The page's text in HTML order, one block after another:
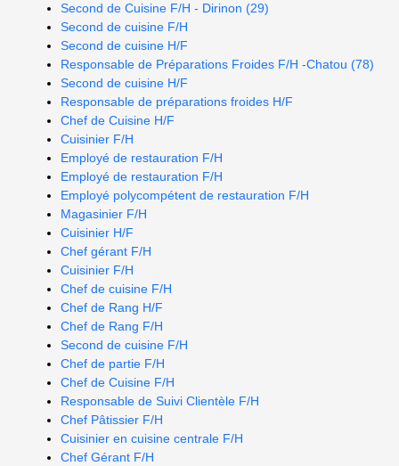
Second de Cuisine F/H - Dirinon (29)
Second de cuisine F/H
Second de cuisine H/F
Responsable de Préparations Froides F/H -Chatou (78)
Second de cuisine H/F
Responsable de préparations froides H/F
Chef de Cuisine H/F
Cuisinier F/H
Employé de restauration F/H
Employé de restauration F/H
Employé polycompétent de restauration F/H
Magasinier F/H
Cuisinier H/F
Chef gérant F/H
Cuisinier F/H
Chef de cuisine F/H
Chef de Rang H/F
Chef de Rang F/H
Second de cuisine F/H
Chef de partie F/H
Chef de Cuisine F/H
Responsable de Suivi Clientèle F/H
Chef Pâtissier F/H
Cuisinier en cuisine centrale F/H
Chef Gérant F/H